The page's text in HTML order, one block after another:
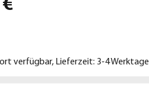
verfügbar, Lieferzeit: 3-4 Werktage